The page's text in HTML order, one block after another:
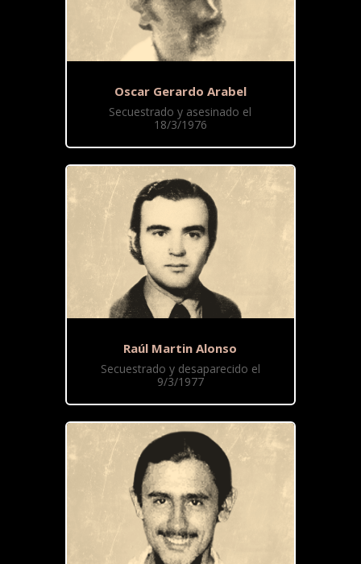
Oscar Gerardo Arabel
Secuestrado y asesinado el
18/3/1976
Raúl Martin Alonso
Secuestrado y desaparecido el
9/3/1977